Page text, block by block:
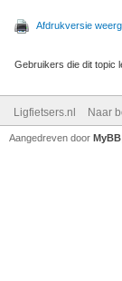
Afdrukversie
Gebruikers die dit topic
Ligfietsers.nl Naar
Aangedreven door MyBB